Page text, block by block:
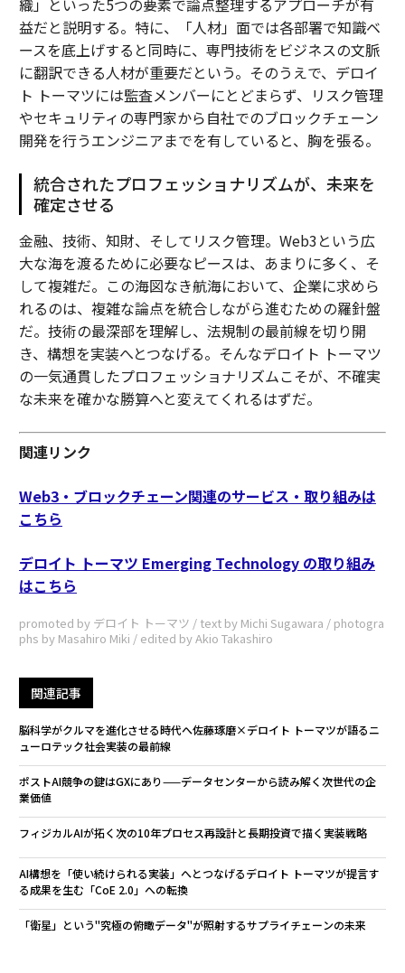
益だと説明する。特に、「人材」面では各部署で知識ベ
ースを底上げすると同時に、専門技術をビジネスの文脈
に翻訳できる人材が重要だという。そのうえで、デロイ
ト トーマツには監査メンバーにとどまらず、リスク管理
やセキュリティの専門家から自社でのブロックチェーン
開発を行うエンジニアまでを有していると、胸を張る。
統合されたプロフェッショナリズムが、未来を
確定させる
金融、技術、知財、そしてリスク管理。Web3という広
大な海を渡るために必要なピースは、あまりに多く、そ
して複雑だ。この海図なき航海において、企業に求めら
れるのは、複雑な論点を統合しながら進むための羅針盤
だ。技術の最深部を理解し、法規制の最前線を切り開
き、構想を実装へとつなげる。そんなデロイト トーマツ
の一気通貫したプロフェッショナリズムこそが、不確実
な未来を確かな勝算へと変えてくれるはずだ。
関連リンク
Web3・ブロックチェーン関連のサービス・取り組みは
こちら
デロイト トーマツ Emerging Technology の取り組み
はこちら
promoted by デロイト トーマツ / text by Michi Sugawara / photogra
phs by Masahiro Miki / edited by Akio Takashiro
関連記事
脳科学がクルマを進化させる時代へ――佐藤琢磨×デロイト トーマツが語るニ
ューロテック社会実装の最前線
ポストAI競争の鍵はGXにあり——データセンターから読み解く次世代の企
業価値
フィジカルAIが拓く次の10年――プロセス再設計と長期投資で描く実装戦略
AI構想を「使い続けられる実装」へとつなげる――デロイト トーマツが提言す
る成果を生む「CoE 2.0」への転換
「衛星」という"究極の俯瞰データ"が照射するサプライチェーンの未来